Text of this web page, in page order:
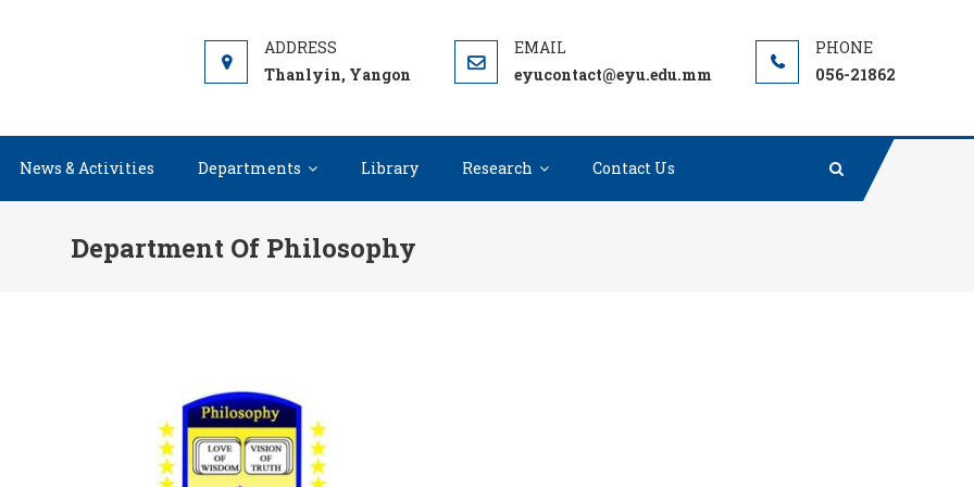
YANGON UNIVERSITY
Thanlyin, Yangon eyucontact@eyu.edu.mm 056-21862
News & Activities Departments Library Research Contact Us
Department Of Philosophy